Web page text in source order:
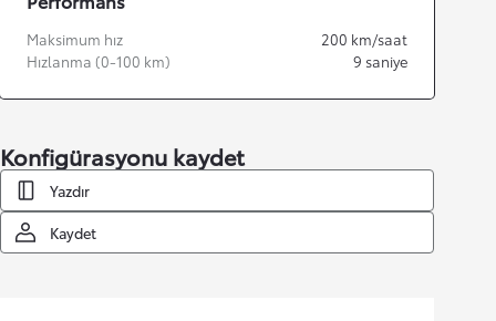
Maksimum hız 200 km/saat
Hızlanma (0-100 km)
9 saniye
Konfigürasyonu kaydet
Yazdır
Kaydet